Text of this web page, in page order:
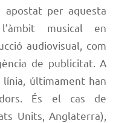
apostat per aquesta
musical en
audiovisual, com
de publicitat. A
últimament han
És el cas de
Units, Anglaterra),